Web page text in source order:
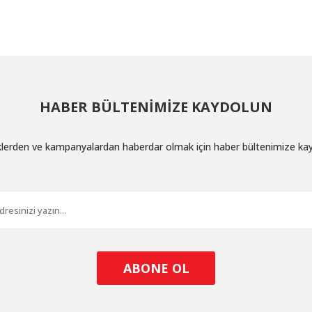
HABER BÜLTENİMİZE KAYDOLUN
ve kampanyalardan haberdar olmak için haber bültenimize
ABONE OL